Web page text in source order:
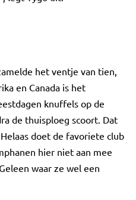
het ventje van tien,
en Canada is het
knuffels op de
de thuisploeg scoort. Dat
doet de favoriete club
hier niet aan mee
waar ze wel een